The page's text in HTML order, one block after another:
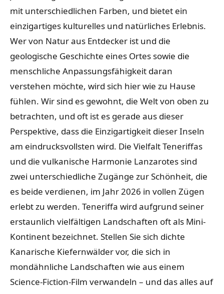
mit unterschiedlichen Farben, und bietet ein
einzigartiges kulturelles und natürliches Erlebnis.
Wer von Natur aus Entdecker ist und die
geologische Geschichte eines Ortes sowie die
menschliche Anpassungsfähigkeit daran
verstehen möchte, wird sich hier wie zu Hause
fühlen. Wir sind es gewohnt, die Welt von oben zu
betrachten, und oft ist es gerade aus dieser
Perspektive, dass die Einzigartigkeit dieser Inseln
am eindrucksvollsten wird. Die Vielfalt Teneriffas
und die vulkanische Harmonie Lanzarotes sind
zwei unterschiedliche Zugänge zur Schönheit, die
es beide verdienen, im Jahr 2026 in vollen Zügen
erlebt zu werden. Teneriffa wird aufgrund seiner
erstaunlich vielfältigen Landschaften oft als Mini-
Kontinent bezeichnet. Stellen Sie sich dichte
Kanarische Kiefernwälder vor, die sich in
mondähnliche Landschaften wie aus einem
Science-Fiction-Film verwandeln – und das alles auf